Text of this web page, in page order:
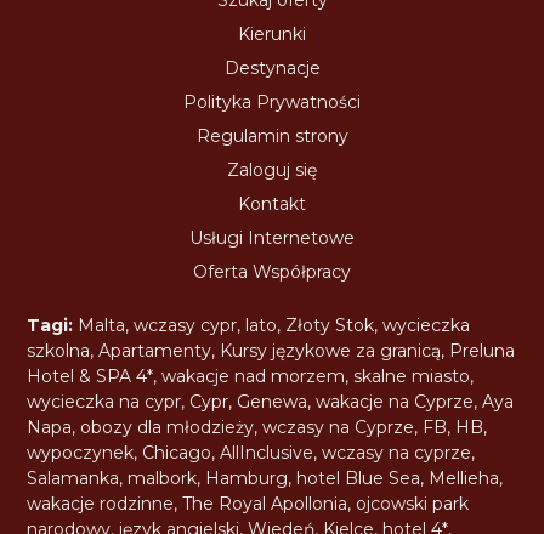
Kierunki
Destynacje
Polityka Prywatności
Regulamin strony
Zaloguj się
Kontakt
Usługi Internetowe
Oferta Współpracy
Tagi: Malta,wczasy cypr, lato, Złoty Stok,wycieczka
szkolna,Apartamenty, Kursy językowe za granicą, Preluna
Hotel & SPA 4*,wakacje nad morzem,skalne miasto,
wycieczka na cypr, Cypr, Genewa,wakacje na Cyprze,Aya
Napa, obozy dla młodzieży,wczasy na Cyprze, FB, HB,
wypoczynek, Chicago,AllInclusive,wczasy na cyprze,
Salamanka, malbork, Hamburg, hotel Blue Sea, Mellieha,
wakacje rodzinne,The Royal Apollonia, ojcowski park
narodowy, język angielski,Wiedeń, Kielce, hotel 4*,